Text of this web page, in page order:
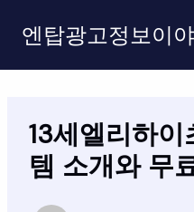
로
엔탑광고정보이
13세엘리하
템 소개와 무